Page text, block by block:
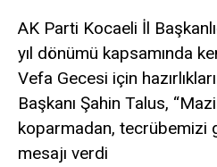
AK Parti Kocaeli İl
yıl dönümü kapsamında
Vefa Gecesi için
Başkanı Şahin Talus,
koparmadan, tecrübemizi
mesajı verdi